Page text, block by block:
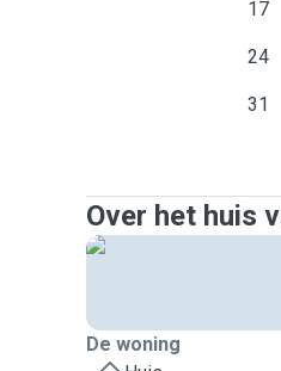
17
24
31
Over het huis
De woning